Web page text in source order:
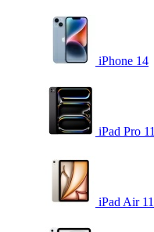
iPhone 14
iPad Pro 11
iPad Air 11